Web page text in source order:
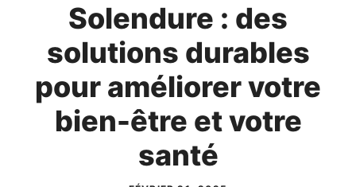
Solendure : des
solutions durables
pour améliorer votre
bien-être et votre
santé